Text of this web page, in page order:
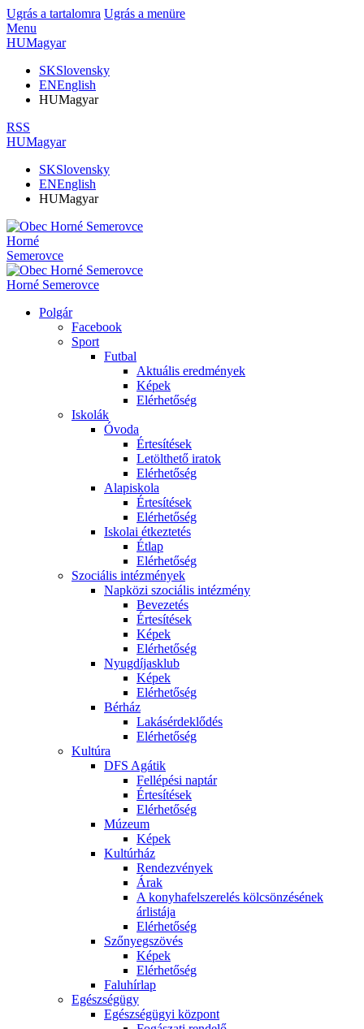
Ugrás a tartalomra Ugrás a menüre
Menu
HUMagyar
SKSlovensky
ENEnglish
HUMagyar
RSS
HUMagyar
SKSlovensky
ENEnglish
HUMagyar
Horné
Semerovce
Horné Semerovce
Polgár
Facebook
Sport
Futbal
Aktuális eredmények
Képek
Elérhetőség
Iskolák
Óvoda
Értesítések
Letölthető iratok
Elérhetőség
Alapiskola
Értesítések
Elérhetőség
Iskolai étkeztetés
Étlap
Elérhetőség
Szociális intézmények
Napközi szociális intézmény
Bevezetés
Értesítések
Képek
Elérhetőség
Nyugdíjasklub
Képek
Elérhetőség
Bérház
Lakásérdeklődés
Elérhetőség
Kultúra
DFS Agátik
Fellépési naptár
Értesítések
Elérhetőség
Múzeum
Képek
Kultúrház
Rendezvények
Árak
A konyhafelszerelés kölcsönzésének
árlistája
Elérhetőség
Szőnyegszövés
Képek
Elérhetőség
Faluhírlap
Egészségügy
Egészségügyi központ